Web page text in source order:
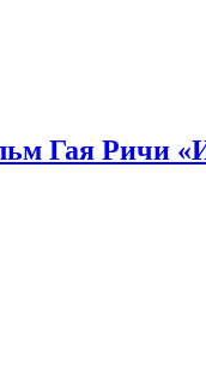
Гая Ричи